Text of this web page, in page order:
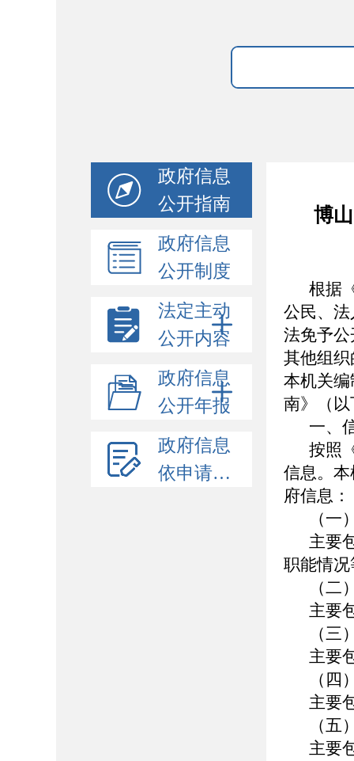
政府信息
公开指南
政府信息
公开制度
法定主动
公开内容
政府信息
公开年报
政府信息
依申请公开
博
根据
公民、
法免予
其他组
本机关
南》（
一、
按照
信息。
府信息：
（一
主要
职能情
（
主要
（三
主要
（四
主要
（五
主要